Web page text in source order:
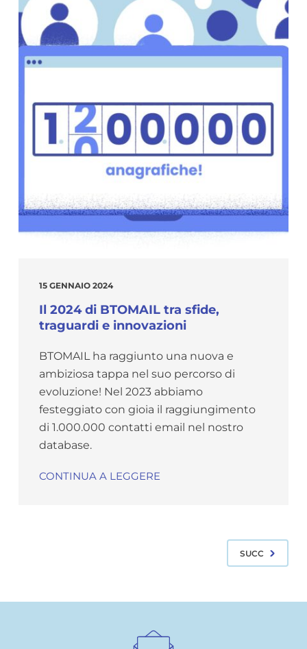
15 GENNAIO 2024
Il 2024 di BTOMAIL tra sfide,
traguardi e innovazioni
BTOMAIL ha raggiunto una nuova e
ambiziosa tappa nel suo percorso di
evoluzione! Nel 2023 abbiamo
festeggiato con gioia il raggiungimento
di 1.000.000 contatti email nel nostro
database.
CONTINUA A LEGGERE
SUCC